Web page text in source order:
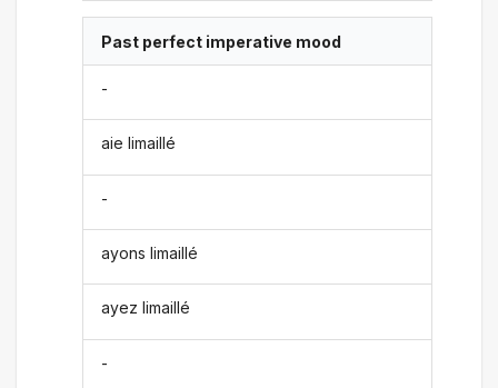
Past perfect imperative mood
-
aie limaillé
-
ayons limaillé
ayez limaillé
-